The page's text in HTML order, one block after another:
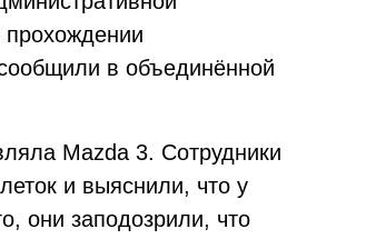
прохождении
в объединённой
Mazda 3. Сотрудники
и выяснили, что у
они заподозрили, что